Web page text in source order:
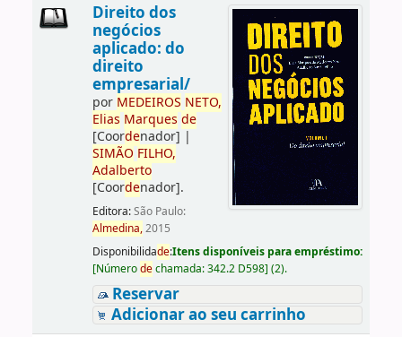
Direito dos
negócios
aplicado: do
direito
empresarial/
por MEDEIROS NETO,
Elias Marques de
[Coordenador] |
SIMÃO FILHO,
Adalberto
[Coordenador].
Editora:São Paulo:
Almedina,2015
Disponibilidade:Itens disponíveis para empréstimo:
[Númerodechamada:342.2 D598] (2).
Reservar
Adicionar ao seu carrinho